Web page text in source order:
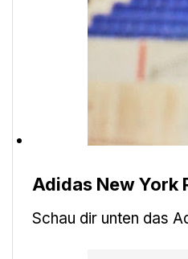
Adidas New York
Schau dir unten das